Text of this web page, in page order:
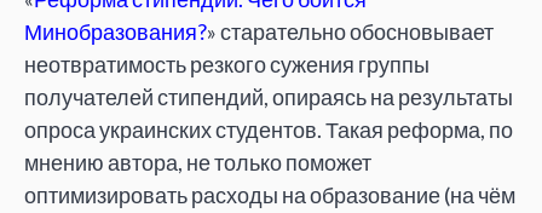
Минобразования?» старательно обосновывает
неотвратимость резкого сужения группы
получателей стипендий, опираясь на результаты
опроса украинских студентов. Такая реформа, по
мнению автора, не только поможет
оптимизировать расходы на образование (на чём